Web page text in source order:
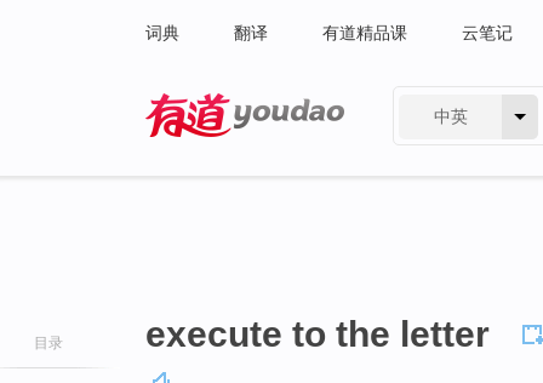
词典 翻译 有道精品课 云笔记
中英
目录 execute to the letter